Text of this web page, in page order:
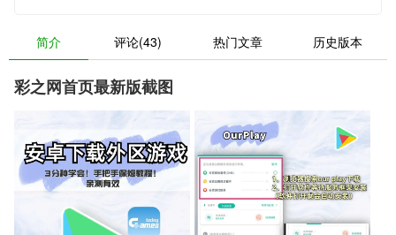
简介 评论(43) 热门文章 历史版本
彩之网首页最新版截图